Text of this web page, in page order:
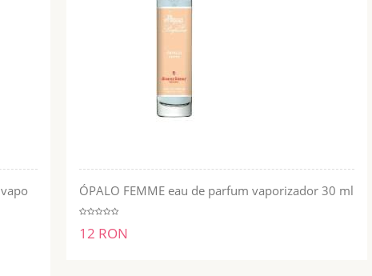
ÓPALO FEMME eau de parfum vaporizador 30 ml
12 RON
ADĂUGĂ ÎN COŞ